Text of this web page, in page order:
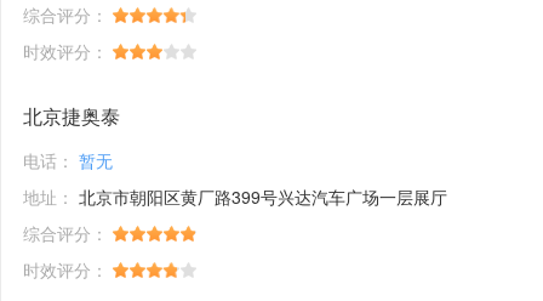
综合评分：
时效评分：
北京捷奥泰
电话： 暂无
地址： 北京市朝阳区黄厂路399号兴达汽车广场一层展厅
综合评分：
时效评分：